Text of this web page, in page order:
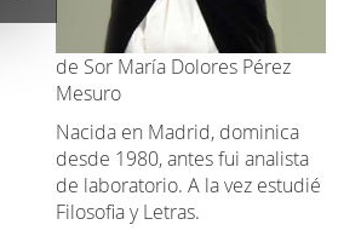
de Sor María Dolores Pérez
Mesuro
Nacida en Madrid, dominica
desde 1980, antes fui analista
de laboratorio. A la vez estudié
Filosofia y Letras.